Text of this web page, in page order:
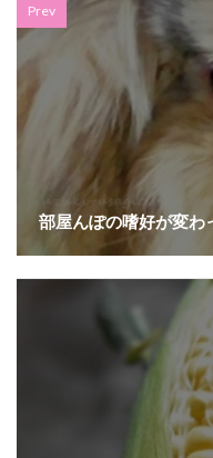
Prev
部屋んぽの嗜好が変わ